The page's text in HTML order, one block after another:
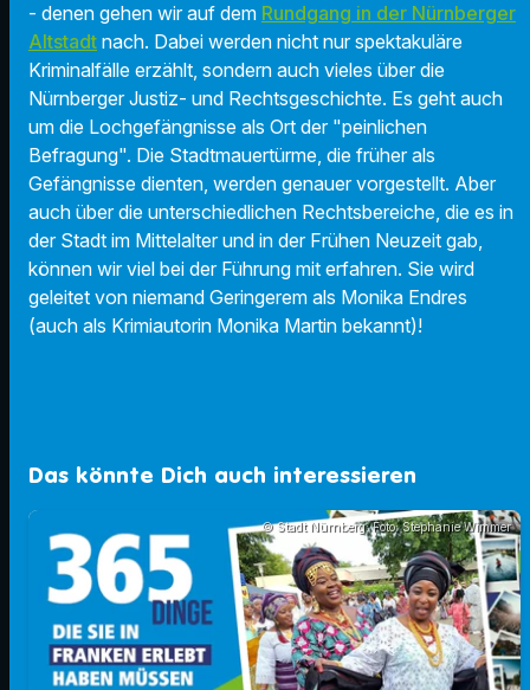
- denen gehen wir auf dem Rundgang in der Nürnberger
Altstadt nach. Dabei werden nicht nur spektakuläre
Kriminalfälle erzählt, sondern auch vieles über die
Nürnberger Justiz- und Rechtsgeschichte. Es geht auch
um die Lochgefängnisse als Ort der "peinlichen
Befragung". Die Stadtmauertürme, die früher als
Gefängnisse dienten, werden genauer vorgestellt. Aber
auch über die unterschiedlichen Rechtsbereiche, die es in
der Stadt im Mittelalter und in der Frühen Neuzeit gab,
können wir viel bei der Führung mit erfahren. Sie wird
geleitet von niemand Geringerem als Monika Endres
(auch als Krimiautorin Monika Martin bekannt)!
Das könnte Dich auch interessieren
© Stadt Nürnberg; Foto: Stephanie Wimmer